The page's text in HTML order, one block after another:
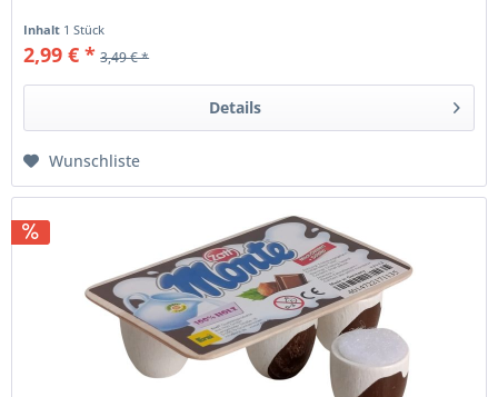
Inhalt 1 Stück
2,99 € * 3,49 € *
Details
Wunschliste